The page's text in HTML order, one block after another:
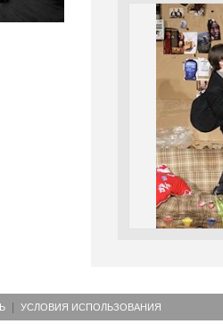
УСЛОВИЯ ИСПОЛЬЗОВАНИЯ